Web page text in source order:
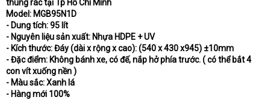
thùng rác tại Tp Hồ Chí Minh
Model: MGB95N1D
- Dung tích: 95 lít
- Nguyên liệu sản xuất: Nhựa HDPE + UV
- Kích thước: Đáy (dài x rộng x cao): (540 x 430 x945) ±10mm
- Đặc điểm: Không bánh xe, có đế, nắp hở phía trước. ( có thể bắt 4
con vít xuống nền )
- Màu sắc: Xanh lá
- Hàng mới 100%